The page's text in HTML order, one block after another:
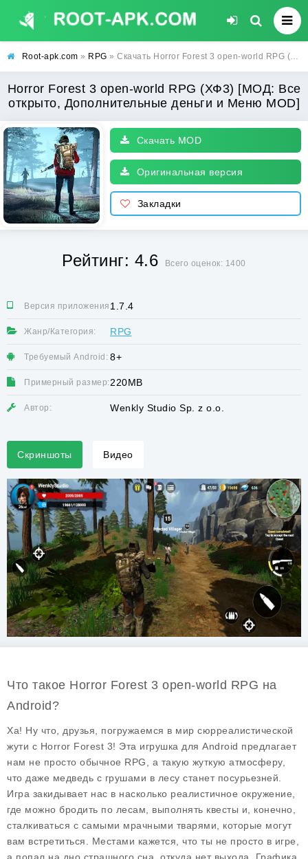
Root-apk.com » RPG » Скачать Horror Forest 3 open-world RPG (ХФ3) [МОД: Все открыто, Дополнительные деньги и Меню MOD] | Взлом Horror Forest 3 open-world RPG на Андроид
Horror Forest 3 open-world RPG (ХФ3) [МОД: Все
открыто, Дополнительные деньги и Меню MOD]
Скачать MOD
Оригинальная версия
Закладки
Рейтинг: 4.6 Всего оценок: 1400
Версия приложения:1.7.4
Жанр/Категория: RPG
Требуемый Android: 8+
Примерный размер: 220MB
Автор: Wenkly Studio Sp. z o.o.
Скриншоты Видео
Что такое Horror Forest 3 open-world RPG на
Android?
Ха! Ну что, друзья, погружаемся в мир сюрреалистической
жути с Horror Forest 3! Эта игрушка для Android предлагает
нам не просто обычное RPG, а такую жуткую атмосферу,
что даже медведь с грушами в лесу станет посурьезней.
Игра закидывает нас в насколько реалистичное окружение,
где можно бродить по лесам, выполнять квесты и, конечно,
сталкиваться с самыми мрачными тварями, которые могут
вам встретиться. Местами кажется, что ты не просто в игре,